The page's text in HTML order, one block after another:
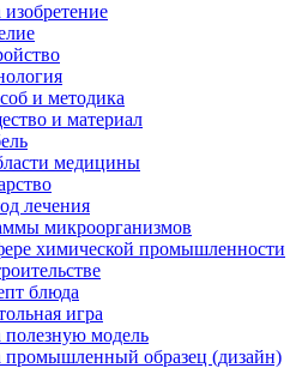
и методика
и материал
медицины
лечения
микроорганизмов
химической промышленности
блюда
игра
полезную модель
промышленный образец (дизайн)